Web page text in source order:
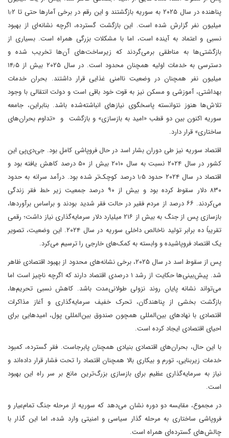
پناهنده در سال ۲۰۲۵ به سوریه بازگشتند و این رقم در برخی آمارها حتی تا ۱٫۲
میلیون نفر گزارش شده است. این بازگشت گسترده، اگرچه نشانه‌ای از بهبود
نسبی و اعتماد به آینده است، اما با مشکلات بزرگی همراه است. بسیاری از
بازگشتی‌ها به مناطقی برمی‌گردند که زیرساخت‌های آن‌ها تخریب شده و
دسترسی به خدمات اولیه همچنان محدود است. در سال ۲۰۲۵ بیش از ۱۴٫۵
میلیون نفر همچنان در وضعیت ناامنی غذایی قرار داشتند. بحران خدمات
بهداشتی، آموزشی و مسکن نیز به قوت خود باقی است و دولت انتقالی با وجود
تلاش‌ها هنوز نتوانسته پاسخگوی نیازهای انباشته‌شده باشد. بنابراین، جامعه
سوریه اکنون بین دو قطب «امید به بازسازی» و بازگشت و «تداوم بحران‌های
ساختاری» قرار دارد.
اقتصاد سوریه نیز طی دوران بشار اسد در حال فروپاشی کامل بود. جی‌دی‌پی این
کشور در سال ۲۰۲۴ نسبت به سال ۲۰۱۰ بیش از ۵۰ درصد کاهش یافته بود و
اقتصاد در سال ۲۰۲۴ حدود ۱٫۵ درصد کوچک‌تر شده بود. درآمد سرانه به حدود
۸۳۰ دلار سقوط کرده بود و بیش از ۹۰ درصد جمعیت زیر خط فقر زندگی
می‌کردند. ۶۶ درصد از مردم فقیر در حالت فقر شدید بودند و براساس برآوردها،
بازسازی پس از جنگ به بیش از ۲۱۶ میلیارد دلار سرمایه‌گذاری نیاز داشت؛ رقمی
تقریباً ده برابر تولید ناخالص داخلی سوریه در سال ۲۰۲۴. این وضعیت، تصویر
یک اقتصاد فروپاشیده و وابسته به کمک‌های خارجی را ترسیم می‌کرد.
پس از سقوط اسد در سال ۲۰۲۵، برخی نشانه‌های محدود از بهبود اقتصادی ظاهر
شد. پیش‌بینی‌ها حکایت از رشد ۱ درصدی اقتصاد دارند که اگرچه ناچیز است اما
می‌تواند نشانه پایان روند نزولی طولانی‌مدت باشد. کاهش نسبی تحریم‌ها،
بازگشت بخشی از پناهندگان، تحرک خفیف سرمایه‌گذاری و آغاز مذاکرات
اقتصادی با نهادهای بین‌المللی همچون صندوق بین‌المللی پول، امیدهایی برای
احیای اقتصادی ایجاد کرده است.
با این حال، بحران‌های اقتصادی بنیادی همچنان پابرجاست. فقر گسترده، کمبود
خدمات زیربنایی، تورم و بیکاری بالا همچنان اقتصاد را تحت فشار قرار داده‌اند و
نیاز به سرمایه‌گذاری عظیم برای بازسازی بزرگ‌ترین مانع بر سر راه این بهبود
است.
در مجموع، مقایسه دو دوره نشان می‌دهد که سوریه از مرحله جنگ تمام‌عیار و
فروپاشی ساختاری به مرحله گذار سیاسی و امنیتی وارد شده، اما این گذار با
چالش‌های گسترده‌ای همراه است.